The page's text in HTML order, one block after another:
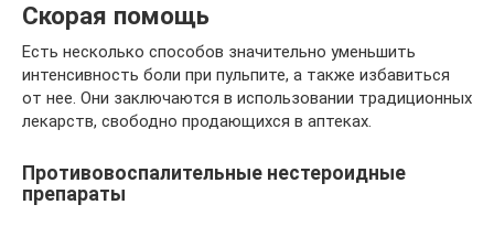
Скорая помощь
Есть несколько способов значительно уменьшить
интенсивность боли при пульпите, а также избавиться
от нее. Они заключаются в использовании традиционных
лекарств, свободно продающихся в аптеках.
Противовоспалительные нестероидные
препараты